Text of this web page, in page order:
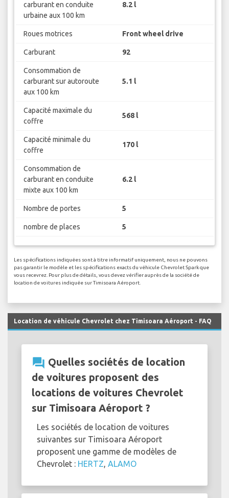
carburant en conduite
urbaine aux 100 km
8.2 l
Roues motrices Front wheel drive
Carburant 92
Consommation de
carburant sur autoroute
aux 100 km
5.1 l
Capacité maximale du
coffre
568 l
Capacité minimale du
coffre
170 l
Consommation de
carburant en conduite
mixte aux 100 km
6.2 l
Nombre de portes 5
nombre de places 5
Les spécifications indiquées sont à titre informatif uniquement, nous ne pouvons
pas garantir le modèle et les spécifications exacts du véhicule Chevrolet Spark que
vous recevrez. Pour plus de détails, vous devez vérifier auprès de la société de
location de voitures indiquée sur Timisoara Aéroport.
Location de véhicule Chevrolet chez Timisoara Aéroport - FAQ
question_answer Quelles sociétés de location
de voitures proposent des
locations de voitures Chevrolet
sur Timisoara Aéroport ?
Les sociétés de location de voitures
suivantes sur Timisoara Aéroport
proposent une gamme de modèles de
Chevrolet : HERTZ, ALAMO